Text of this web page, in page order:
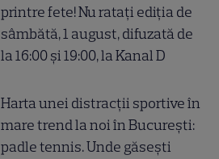
printre fete! Nu ratați ediția de
sâmbătă, 1 august, difuzată de
la 16:00 și 19:00, la Kanal D
Harta unei distracții sportive în
mare trend la noi în București:
padle tennis. Unde găsești